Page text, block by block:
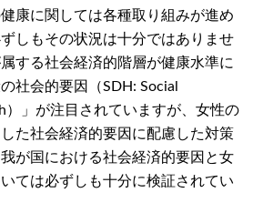
康に関しては各種取り組みが進め
しもその状況は十分ではありませ
する社会経済的階層が健康水準に
社会的要因（SDH: Social
」が注目されていますが、女性の
た社会経済的要因に配慮した対策
が国における社会経済的要因と女
ては必ずしも十分に検証されてい